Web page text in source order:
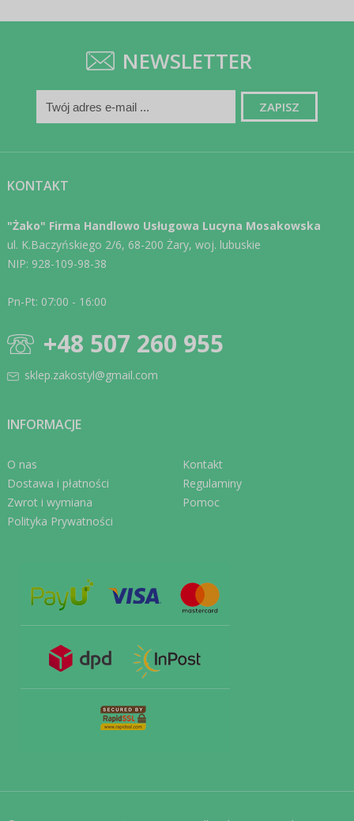
NEWSLETTER
KONTAKT
"Żako" Firma Handlowo Usługowa Lucyna Mosakowska
ul. K.Baczyńskiego 2/6, 68-200 Żary, woj. lubuskie
NIP: 928-109-98-38
Pn-Pt: 07:00 - 16:00
+48 507 260 955
sklep.zakostyl@gmail.com
INFORMACJE
O nas
Dostawa i płatności
Zwrot i wymiana
Polityka Prywatności
Kontakt
Regulaminy
Pomoc